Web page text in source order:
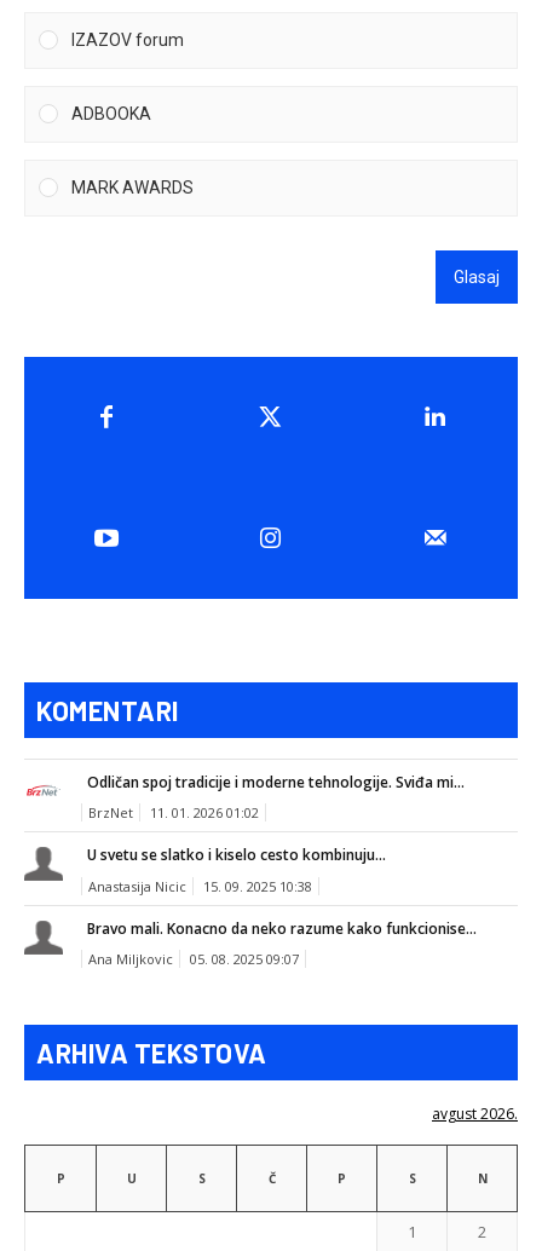
IZAZOV forum
ADBOOKA
MARK AWARDS
Glasaj
KOMENTARI
Odličan spoj tradicije i moderne tehnologije. Sviđa mi...
BrzNet 11. 01. 2026 01:02
U svetu se slatko i kiselo cesto kombinuju...
Anastasija Nicic 15. 09. 2025 10:38
Bravo mali. Konacno da neko razume kako funkcionise...
Ana Miljkovic 05. 08. 2025 09:07
ARHIVA TEKSTOVA
avgust 2026.
P U S Č P S N
1
2